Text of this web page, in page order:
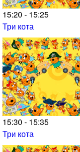
15:20 - 15:25
Три кота
15:30 - 15:35
Три кота